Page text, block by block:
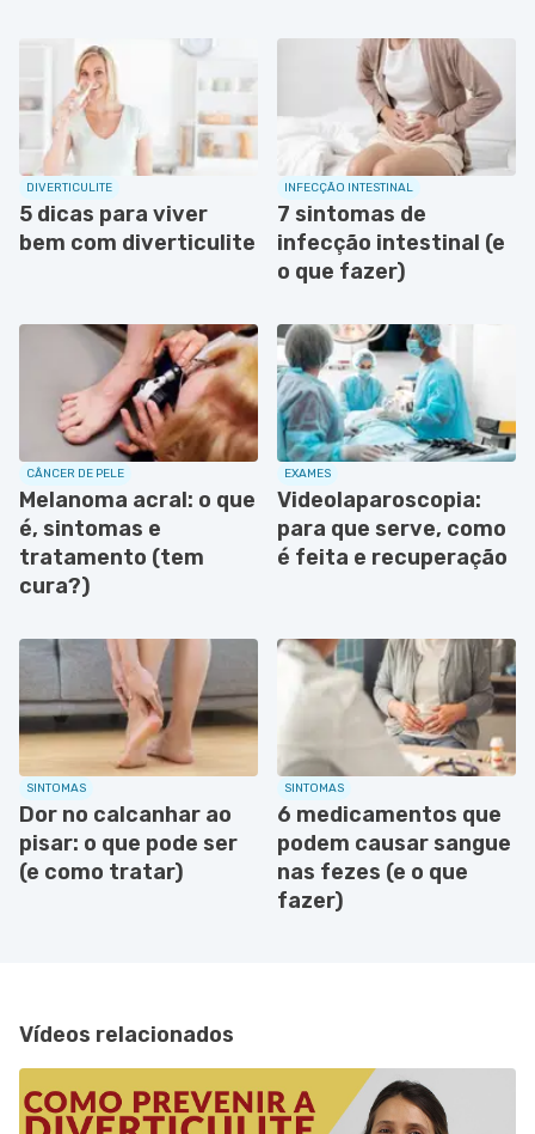
DIVERTICULITE
5 dicas para viver
bem com diverticulite
INFECÇÃO INTESTINAL
7 sintomas de
infecção intestinal (e
o que fazer)
CÂNCER DE PELE
Melanoma acral: o que
é, sintomas e
tratamento (tem
cura?)
EXAMES
Videolaparoscopia:
para que serve, como
é feita e recuperação
SINTOMAS
Dor no calcanhar ao
pisar: o que pode ser
(e como tratar)
SINTOMAS
6 medicamentos que
podem causar sangue
nas fezes (e o que
fazer)
Vídeos relacionados